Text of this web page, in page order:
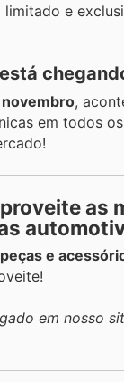
e
,
em todos
e
em nosso